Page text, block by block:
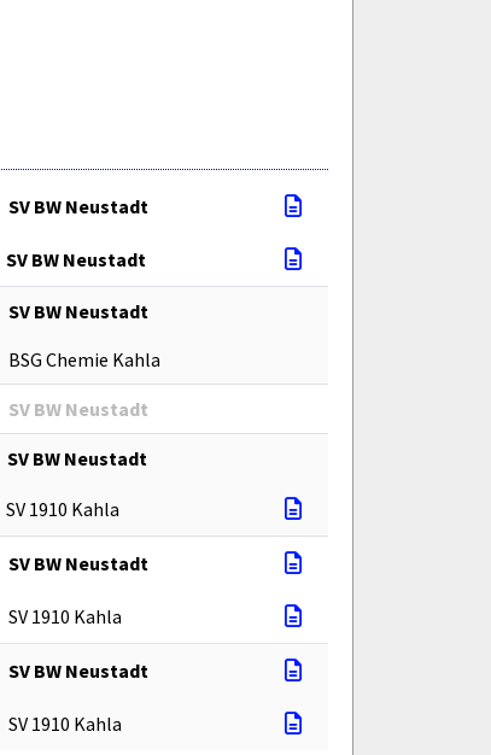
SV BW Neustadt
SV BW Neustadt
SV BW Neustadt
BSG Chemie Kahla
SV BW Neustadt
SV BW Neustadt
SV 1910 Kahla
SV BW Neustadt
SV 1910 Kahla
SV BW Neustadt
SV 1910 Kahla